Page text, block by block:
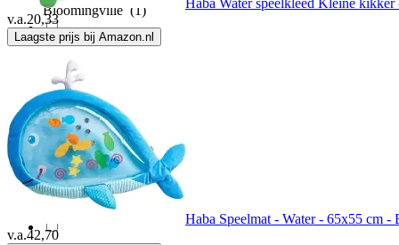
Bloomingville (1)
Blundstone
Bo Jungle(2)
Bonprix(1)
Bright Starts
Haba Water speelkleed Kleine
v.a.20,33
Laagste prijs bij Amazon.nl
Haba Speelmat - Water - 65x55 cm -
v.a.42,70